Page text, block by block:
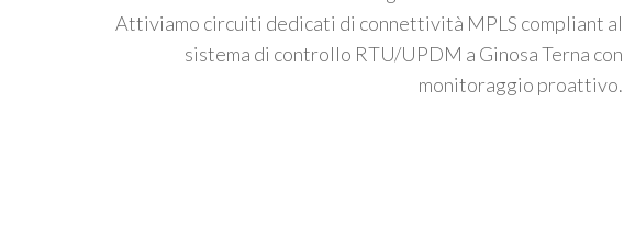
Attiviamo circuiti dedicati di connettività MPLS compliant al
sistema di controllo RTU/UPDM a Ginosa Terna con
monitoraggio proattivo.